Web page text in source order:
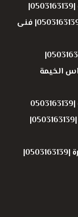
حداد أبواب حديد في راس الخيمة |0503163139| فنى
الخيمة
تركيب قرميد حديد في الشارقة |0503163139|